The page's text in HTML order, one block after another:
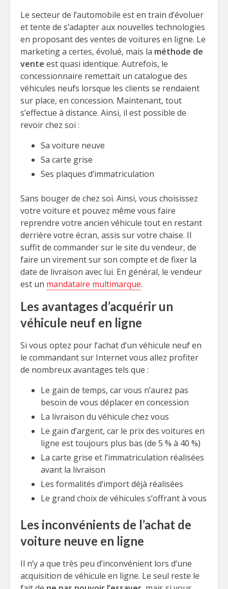
Le secteur de l’automobile est en train d’évoluer
et tente de s’adapter aux nouvelles technologies
en proposant des ventes de voitures en ligne. Le
marketing a certes, évolué, mais la méthode de
vente est quasi identique. Autrefois, le
concessionnaire remettait un catalogue des
véhicules neufs lorsque les clients se rendaient
sur place, en concession. Maintenant, tout
s’effectue à distance. Ainsi, il est possible de
revoir chez soi :
Sa voiture neuve
Sa carte grise
Ses plaques d’immatriculation
Sans bouger de chez soi. Ainsi, vous choisissez
votre voiture et pouvez même vous faire
reprendre votre ancien véhicule tout en restant
derrière votre écran, assis sur votre chaise. Il
suffit de commander sur le site du vendeur, de
faire un virement sur son compte et de fixer la
date de livraison avec lui. En général, le vendeur
est un mandataire multimarque.
Les avantages d’acquérir un
véhicule neuf en ligne
Si vous optez pour l’achat d’un véhicule neuf en
le commandant sur Internet vous allez profiter
de nombreux avantages tels que :
Le gain de temps, car vous n’aurez pas
besoin de vous déplacer en concession
La livraison du véhicule chez vous
Le gain d’argent, car le prix des voitures en
ligne est toujours plus bas (de 5 % à 40 %)
La carte grise et l’immatriculation réalisées
avant la livraison
Les formalités d’import déjà réalisées
Le grand choix de véhicules s’offrant à vous
Les inconvénients de l’achat de
voiture neuve en ligne
Il n’y a que très peu d’inconvénient lors d’une
acquisition de véhicule en ligne. Le seul reste le